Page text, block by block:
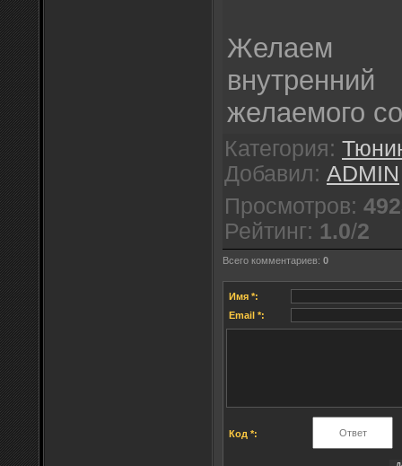
Желаем
желаемого
Категория:
Добавил: ADMIN
Просмотров:
Рейтинг: 1.0/2
Всего комментариев: 0
Имя *:
Email *:
Код *: